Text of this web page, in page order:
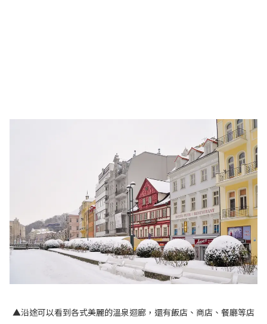
▲沿途可以看到各式美麗的溫泉迴廊，還有飯店、商店、餐廳等店